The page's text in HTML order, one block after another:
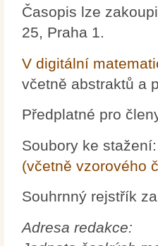
Časopis lze
25, Praha 1.
V digitální
včetně abstraktů a
Předplatné pro
Soubory ke
(včetně vzorového
Souhrnný rejstřík
Adresa redakce: